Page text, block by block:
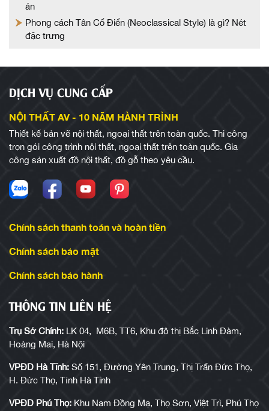
án
Phong cách Tân Cổ Điển (Neoclassical Style) là gì? Nét
đặc trưng
DỊCH VỤ CUNG CẤP
NỘI THẤT AV - 10 NĂM HÀNH TRÌNH
Thiết kế bản vẽ nội thất, ngoại thất trên toàn quốc. Thi công
trọn gói công trình nội thất, ngoại thất trên toàn quốc. Gia
công sản xuất đồ nội thất, đồ gỗ theo yêu cầu.
Chính sách thanh toán và hoàn tiền
Chính sách bảo mật
Chính sách bảo hành
THÔNG TIN LIÊN HỆ
Trụ Sở Chính: LK 04, M6B, TT6, Khu đô thị Bắc Linh Đàm,
Hoàng Mai, Hà Nội
VPĐD Hà Tĩnh: Số 151, Đường Yên Trung, Thị Trấn Đức Thọ,
H. Đức Thọ, Tỉnh Hà Tĩnh
VPĐD Phú Thọ: Khu Nam Đồng Mạ, Thọ Sơn, Việt Trì, Phú Thọ